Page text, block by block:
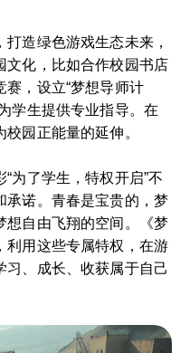
造绿色游戏生态未来，
文化，比如合作校园书店
，设立“梦想导师计
学生提供专业指导。在
园正能量的延伸。
为了学生，特权开启”不
承诺。青春是宝贵的，梦
想自由飞翔的空间。《梦
利用这些专属特权，在游
习、成长、收获属于自己